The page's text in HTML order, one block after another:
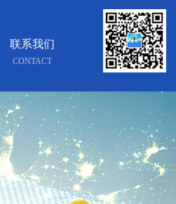
联系我们
CONTACT